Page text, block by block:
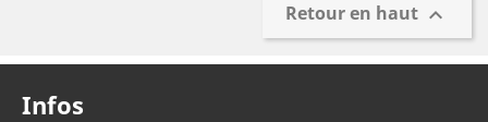
Retour en haut 
Infos